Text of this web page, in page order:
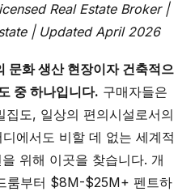
Real Estate Broker |
| Updated April 2026
화 생산 현장이자 건축적으
중 하나입니다. 구매자들은
도, 일상의 편의시설로서의
에서도 비할 데 없는 세계적
위해 이곳을 찾습니다. 개
룸부터 $8M-$25M+ 펜트하